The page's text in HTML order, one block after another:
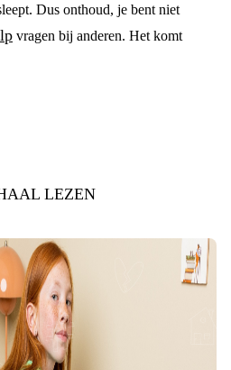
Dus onthoud, je bent niet
vragen bij anderen. Het komt
LEZEN